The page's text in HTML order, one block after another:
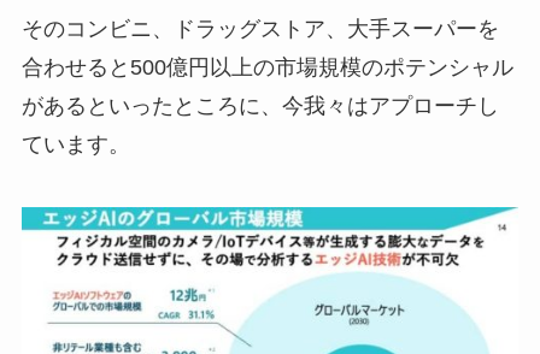
そのコンビニ、ドラッグストア、大手スーパーを
合わせると500億円以上の市場規模のポテンシャル
があるといったところに、今我々はアプローチし
ています。